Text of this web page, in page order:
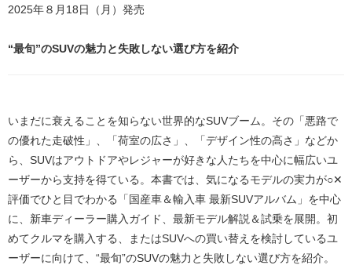
2025年８月18日（月）発売
“最旬”のSUVの魅力と失敗しない選び方を紹介
いまだに衰えることを知らない世界的なSUVブーム。その「悪路で
の優れた走破性」、「荷室の広さ」、「デザイン性の高さ」などか
ら、SUVはアウトドアやレジャーが好きな人たちを中心に幅広いユ
ーザーから支持を得ている。本書では、気になるモデルの実力が○✕
評価でひと目でわかる「国産車＆輸入車 最新SUVアルバム」を中心
に、新車ディーラー購入ガイド、最新モデル解説＆試乗を展開。初
めてクルマを購入する、またはSUVへの買い替えを検討しているユ
ーザーに向けて、“最旬”のSUVの魅力と失敗しない選び方を紹介。